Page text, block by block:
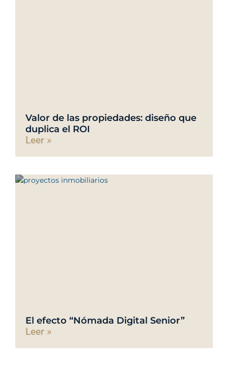
Valor de las propiedades: diseño que
duplica el ROI
Leer »
El efecto “Nómada Digital Senior”
Leer »